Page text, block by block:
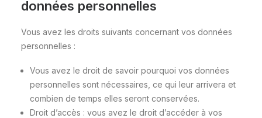
données personnelles
Vous avez les droits suivants concernant vos données
personnelles :
Vous avez le droit de savoir pourquoi vos données
personnelles sont nécessaires, ce qui leur arrivera et
combien de temps elles seront conservées.
Droit d’accès : vous avez le droit d’accéder à vos